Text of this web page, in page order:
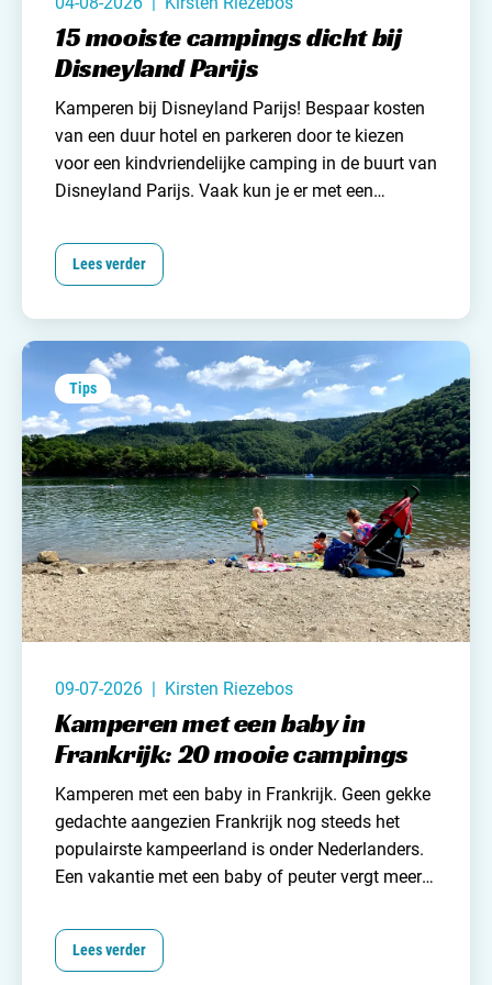
15 mooiste campings dicht bij
Disneyland Parijs
Kamperen bij Disneyland Parijs! Bespaar kosten
van een duur hotel en parkeren door te kiezen
voor een kindvriendelijke camping in de buurt van
Disneyland Parijs. Vaak kun je er met een
campings zijn ook het hele jaar door geopend.
Wij vanCampingzoeker
Lees verder
Tips
09-07-2026 | Kirsten Riezebos
Kamperen met een baby in
Frankrijk: 20 mooie campings
Kamperen met een baby in Frankrijk. Geen gekke
gedachte aangezien Frankrijk nog steeds het
populairste kampeerland is onder Nederlanders.
Een vakantie met een baby of peuter vergt meer
een geschikte babycamping? In ieder geval eentje
met goede faciliteiten en voorzieningen voor je
Lees verder